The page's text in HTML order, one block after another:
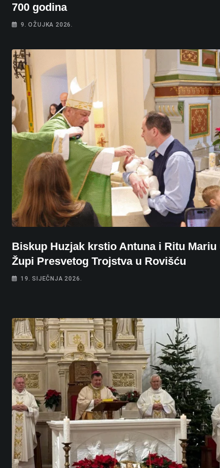
700 godina
9. OŽUJKA 2026.
Biskup Huzjak krstio Antuna i Ritu Mariu
Župi Presvetog Trojstva u Rovišću
19. SIJEČNJA 2026.